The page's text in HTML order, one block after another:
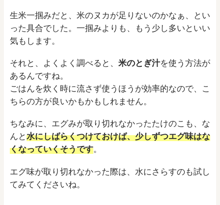
生米一掴みだと、米のヌカが足りないのかなぁ、とい
った具合でした。一掴みよりも、もう少し多いといい
気もします。
それと、よくよく調べると、 米のとぎ汁を使う方法が
あるんですね。
ごはんを炊く時に流さず使うほうが効率的なので、こ
ちらの方が良いかもかもしれません。
ちなみに、エグみが取り切れなかったたけのこも、な
んと水にしばらくつけておけば、少しずつエグ味はな
くなっていくそうです。
エグ味が取り切れなかった際は、水にさらすのも試し
てみてくださいね。